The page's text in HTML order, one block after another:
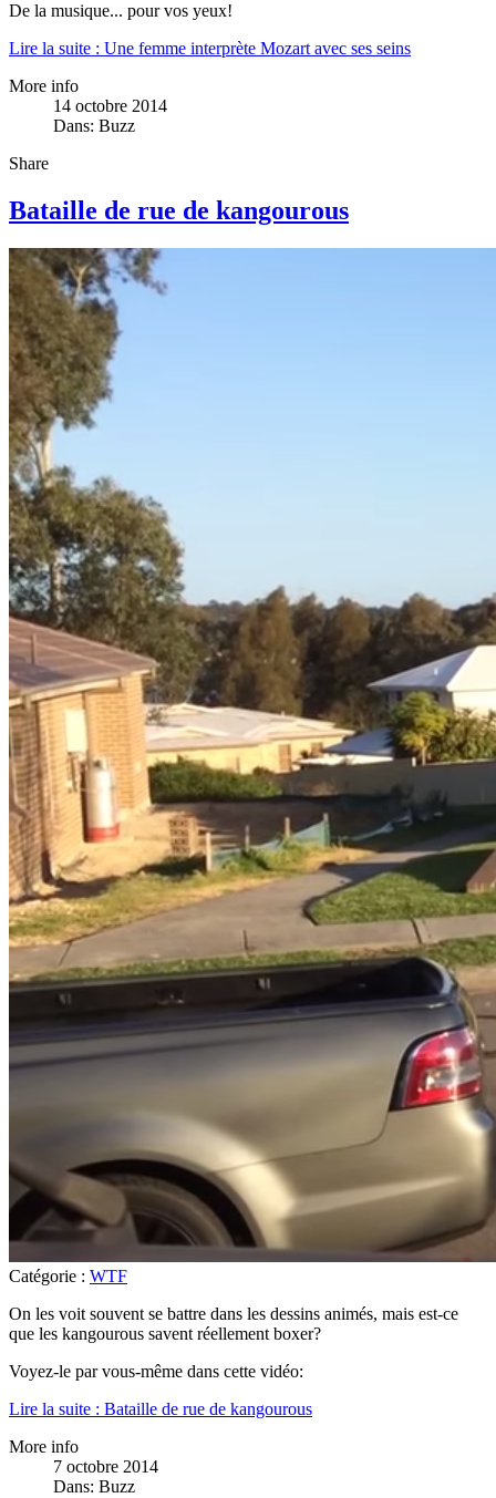
De la musique... pour vos yeux!
Lire la suite : Une femme interprète Mozart avec ses seins
More info
14 octobre 2014
Dans: Buzz
Share
Bataille de rue de kangourous
Catégorie : WTF
On les voit souvent se battre dans les dessins animés, mais est-ce
que les kangourous savent réellement boxer?
Voyez-le par vous-même dans cette vidéo:
Lire la suite : Bataille de rue de kangourous
More info
7 octobre 2014
Dans: Buzz